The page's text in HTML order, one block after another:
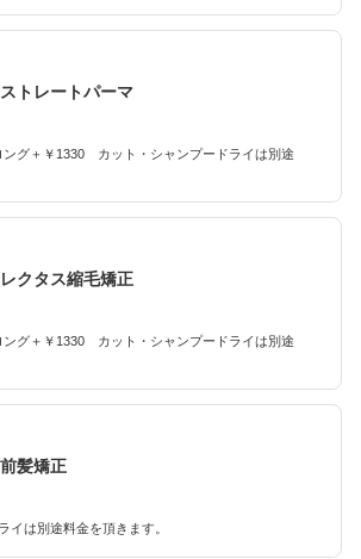
トレートパーマ
ング＋￥1330 カット・シャンプードライは別途
クタス縮毛矯正
ング＋￥1330 カット・シャンプードライは別途
髪矯正
イは別途料金を頂きます。